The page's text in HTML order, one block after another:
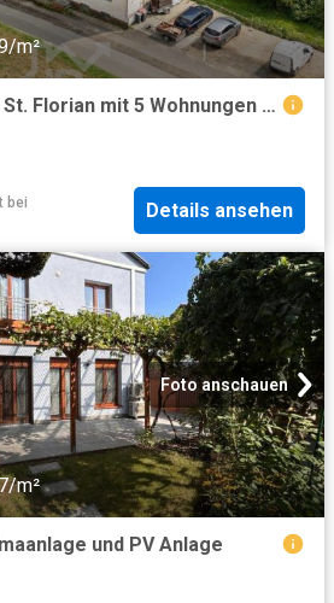
m²
Kleines Zinshaus in St. Florian mit 5 Wohnungen zu verkaufen ca. 5% Rendite!
bei
Details ansehen
Foto anschauen
m²
und PV Anlage